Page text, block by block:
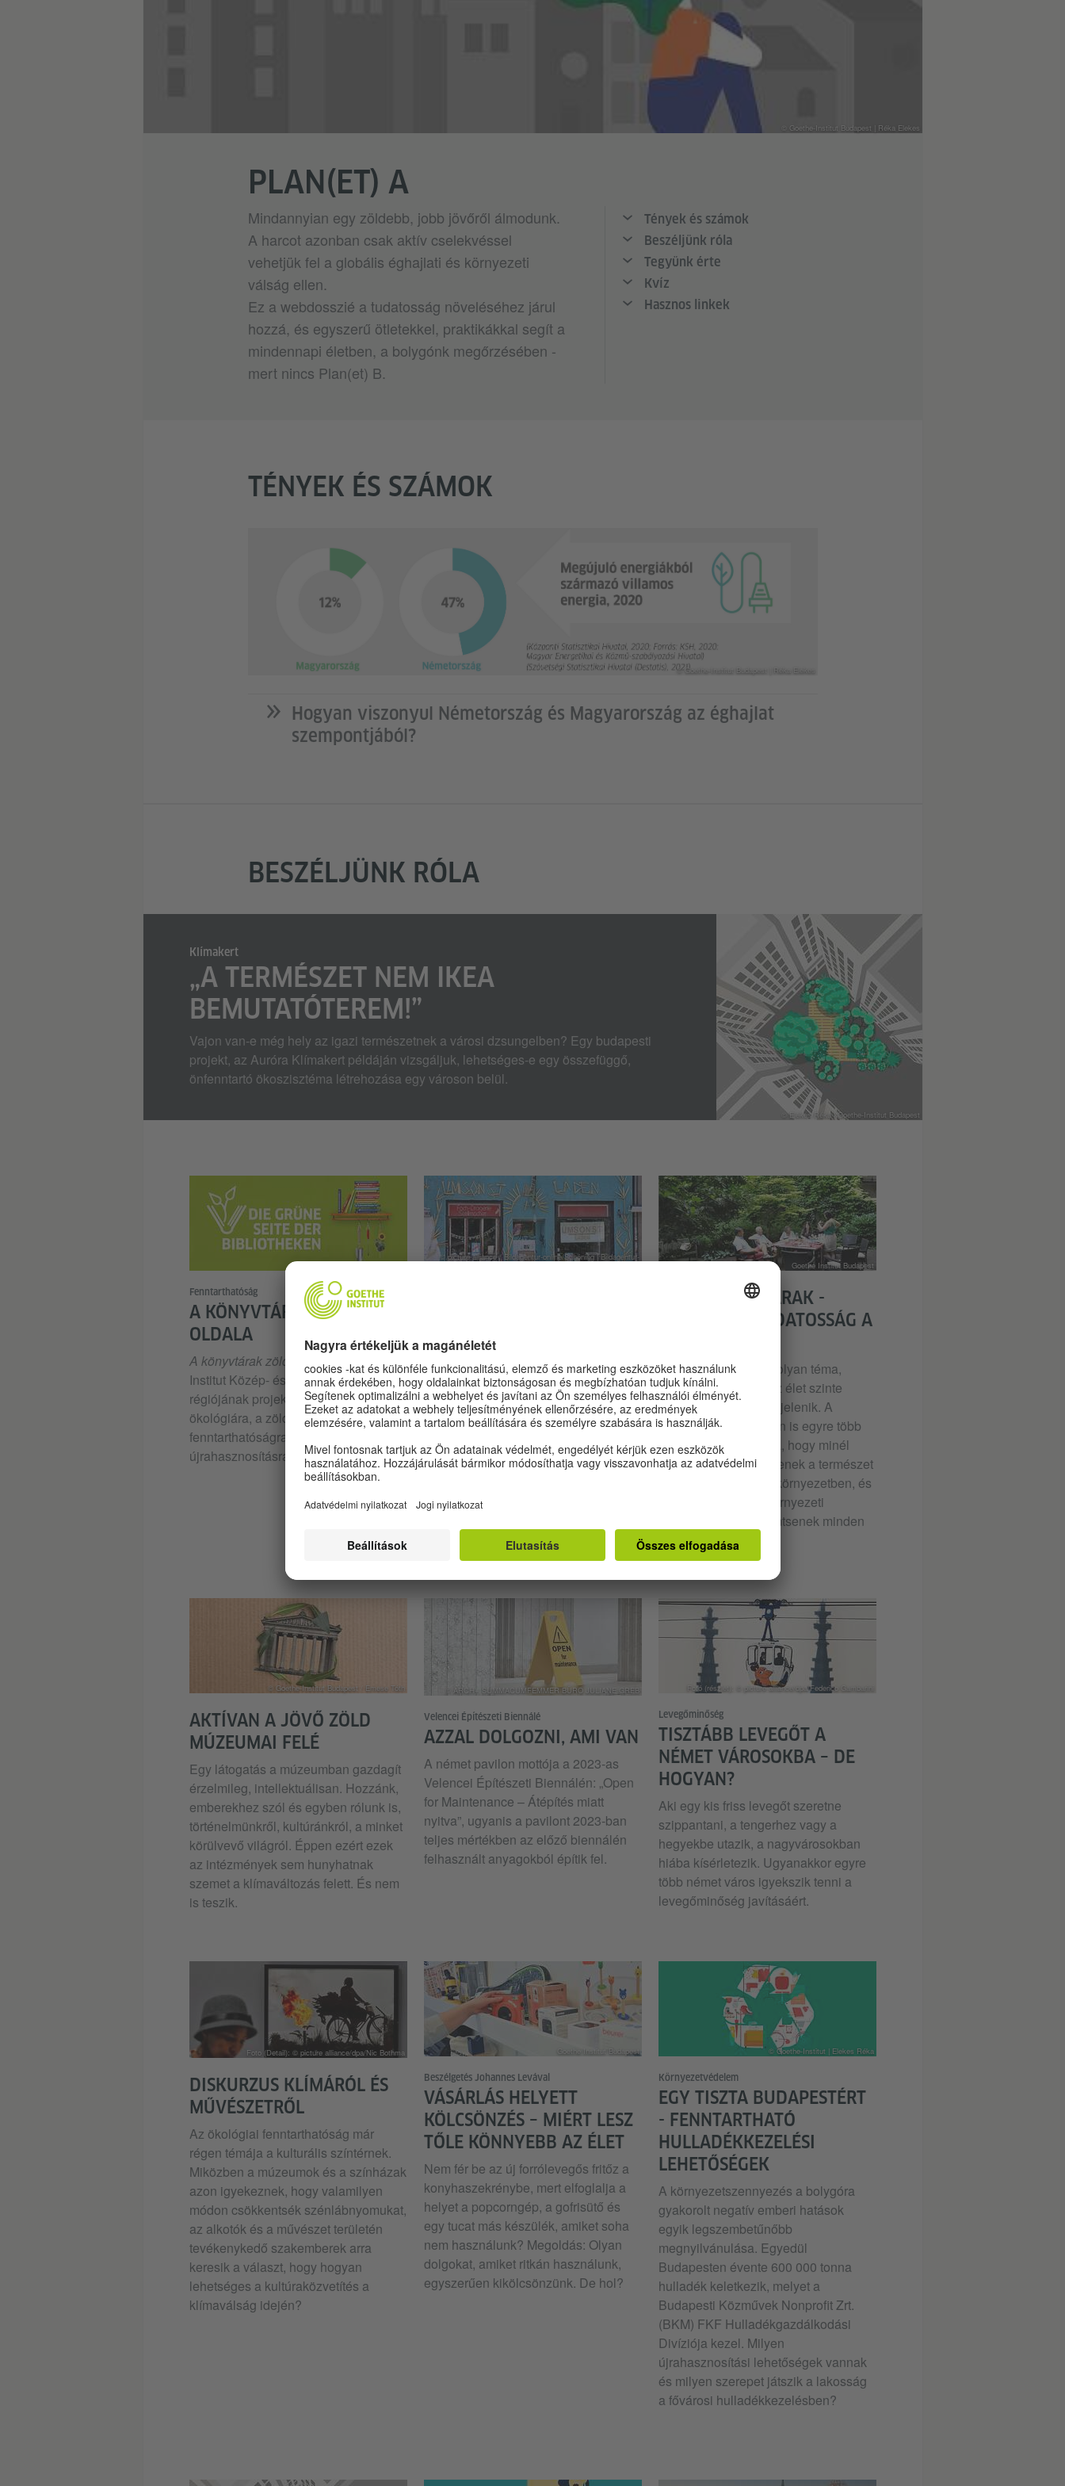
© Goethe-Institut Budapest | Réka Elekes
PLAN(ET) A
Mindannyian egy zöldebb, jobb jövőről álmodunk.
A harcot azonban csak aktív cselekvéssel
vehetjük fel a globális éghajlati és környezeti
válság ellen.
Ez a webdosszié a tudatosság növeléséhez járul
hozzá, és egyszerű ötletekkel, praktikákkal segít a
mindennapi életben, a bolygónk megőrzésében -
mert nincs Plan(et) B.
Tények és számok
Beszéljünk róla
Tegyünk érte
Kvíz
Hasznos linkek
TÉNYEK ÉS SZÁMOK
© Goethe-Institut Budapest | Réka Elekes
Hogyan viszonyul Németország és Magyarország az éghajlat
szempontjából?
BESZÉLJÜNK RÓLA
© Elekes Réka | Goethe-Institut Budapest
Klímakert
„A TERMÉSZET NEM IKEA
BEMUTATÓTEREM!”
Vajon van-e még hely az igazi természetnek a városi dzsungelben? Egy budapesti
projekt, az Auróra Klímakert példáján vizsgáljuk, lehetséges-e egy összefüggő,
önfenntartó ökoszisztéma létrehozása egy városon belül.
Fenntarthatóság
A KÖNYVTÁRAK ZÖLD
OLDALA
A könyvtárak zöld oldala a Goethe-
Institut Közép- és kelet-európai
régiójának projektje, amely az
ökológiára, a zöld könyvtárakra, a
fenntarthatóságra és az
újrahasznosításra összpontosít.
© picture alliance / Bildagentur-online/Schöning | Bildagentur-
online/Schöning
„Ingyen” és „bolt” – nem ellentmondás
ez? Németország 25 ingyenboltjában
nem: mindenféle használt cikket
vásárolhatunk fizetés nélkül. A
gyakorlatban ez sokszínű,
demokratikus és nagyon
környezetbarát.
Goethe Institut Budapest
ZÖLD KÖNYVTÁRAK -
KÖRNYEZETTUDATOSSÁG A
A környezetvédelem olyan téma,
amely napjainkban az élet szinte
minden területén megjelenik. A
városok működésében is egyre több
kísérletet tesznek arra, hogy minél
nagyobb teret engedjenek a természet
számára az urbánus környezetben, és
ezzel úgy nevezett környezeti
igazságosságot teremtsenek minden
városlakó számára.
© Goethe-Institut Budapest / Emese Tóth
AKTÍVAN A JÖVŐ ZÖLD
MÚZEUMAI FELÉ
Egy látogatás a múzeumban gazdagít
érzelmileg, intellektuálisan. Hozzánk,
emberekhez szól és egyben rólunk is,
történelmünkről, kultúránkról, a minket
körülvevő világról. Éppen ezért ezek
az intézmények sem hunyhatnak
szemet a klímaváltozás felett. És nem
is teszik.
© ARCH+ SUMMACUMFEMMER BÜRO JULIANE GREB
Velencei Építészeti Biennálé
AZZAL DOLGOZNI, AMI VAN
A német pavilon mottója a 2023-as
Velencei Építészeti Biennálén: „Open
for Maintenance – Átépítés miatt
nyitva”, ugyanis a pavilont 2023-ban
teljes mértékben az előző biennálén
felhasznált anyagokból építik fel.
Fotó (részlet): © picture alliance/dpa/Federico Gambarini
Levegőminőség
TISZTÁBB LEVEGŐT A
NÉMET VÁROSOKBA – DE
HOGYAN?
Aki egy kis friss levegőt szeretne
szippantani, a tengerhez vagy a
hegyekbe utazik, a nagyvárosokban
hiába kísérletezik. Ugyanakkor egyre
több német város igyekszik tenni a
levegőminőség javításáért.
Foto (Detail): © picture alliance/dpa/Nic Bothma
DISKURZUS KLÍMÁRÓL ÉS
MŰVÉSZETRŐL
Az ökológiai fenntarthatóság már
régen témája a kulturális színtérnek.
Miközben a múzeumok és a színházak
azon igyekeznek, hogy valamilyen
módon csökkentsék szénlábnyomukat,
az alkotók és a művészet területén
tevékenykedő szakemberek arra
keresik a választ, hogy hogyan
lehetséges a kultúraközvetítés a
klímaválság idején?
Goethe Institut Budapest
Beszélgetés Johannes Levával
VÁSÁRLÁS HELYETT
KÖLCSÖNZÉS – MIÉRT LESZ
TŐLE KÖNNYEBB AZ ÉLET
Nem fér be az új forrólevegős fritőz a
konyhaszekrénybe, mert elfoglalja a
helyet a popcorngép, a gofrisütő és
egy tucat más készülék, amiket soha
nem használunk? Megoldás: Olyan
dolgokat, amiket ritkán használunk,
egyszerűen kikölcsönzünk. De hol?
© Goethe-Institut | Elekes Réka
Környezetvédelem
EGY TISZTA BUDAPESTÉRT
- FENNTARTHATÓ
HULLADÉKKEZELÉSI
LEHETŐSÉGEK
A környezetszennyezés a bolygóra
gyakorolt negatív emberi hatások
egyik legszembetűnőbb
megnyilvánulása. Egyedül
Budapesten évente 600 000 tonna
hulladék keletkezik, melyet a
Budapesti Közművek Nonprofit Zrt.
(BKM) FKF Hulladékgazdálkodási
Divíziója kezel. Milyen
újrahasznosítási lehetőségek vannak
és milyen szerepet játszik a lakosság
a fővárosi hulladékkezelésben?